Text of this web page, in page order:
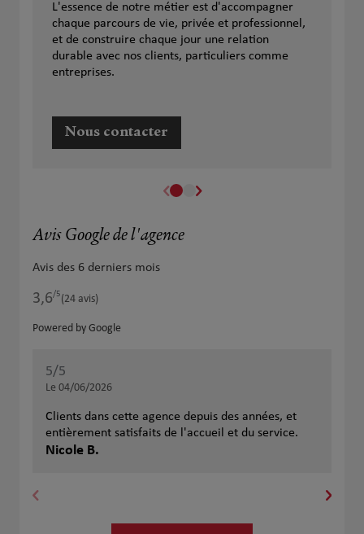
L'essence de notre métier est d'accompagner
chaque parcours de vie, privée et professionnel,
et de construire chaque jour une relation
durable avec nos clients, particuliers comme
entreprises.
Nous contacter
Avis Google de l'agence
Avis des 6 derniers mois
3,6/5Note de 3.6 sur 5
(24 avis)
Powered by Google
5/5
Le 04/06/2026
Clients dans cette agence depuis des années, et
entièrement satisfaits de l'accueil et du service.
Nicole B.